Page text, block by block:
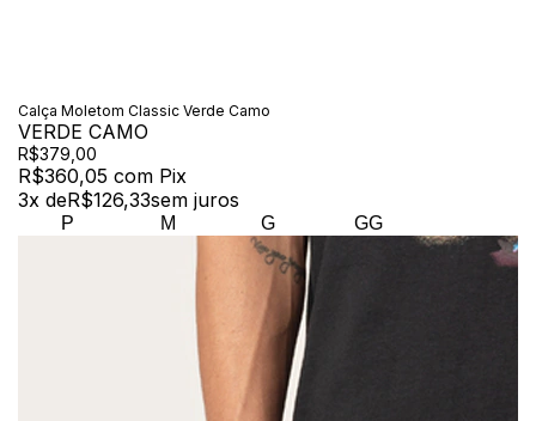
Calça Moletom Classic Verde Camo
VERDE CAMO
R$379,00
R$360,05 com Pix
3x deR$126,33sem juros
P M G GG